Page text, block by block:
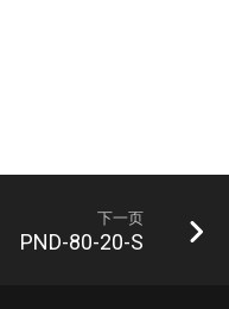
下一页
PND-80-20-S